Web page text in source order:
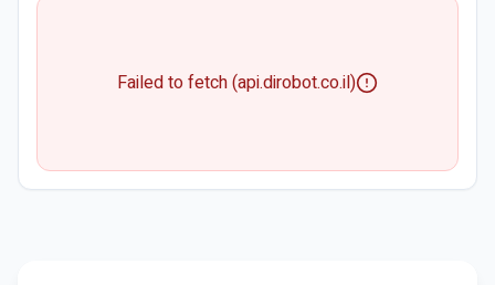
Failed to fetch (api.dirobot.co.il)